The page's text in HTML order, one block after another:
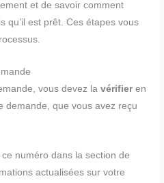
et de savoir comment
qu’il est prêt. Ces étapes vous
vous devez lavérifieren
demande, que vous avez reçu
numéro dans la section de
actualisées sur votre